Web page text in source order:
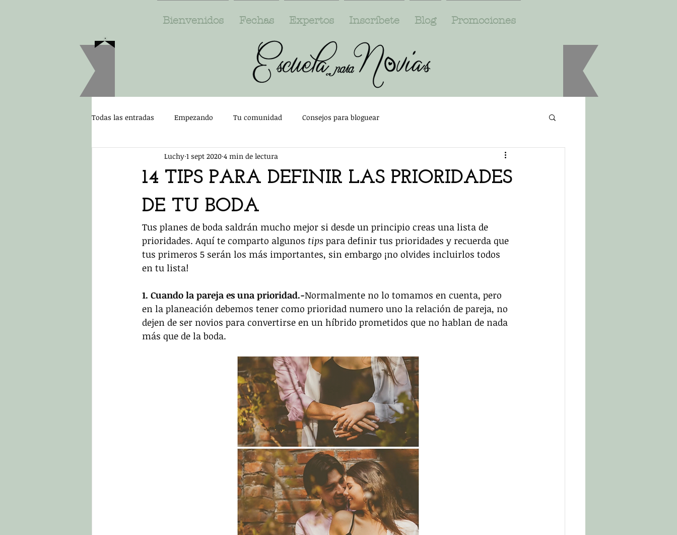
Bienvenidos Fechas Expertos Inscríbete Blog Promociones
Todas las entradas Empezando Tu comunidad Consejos para bloguear
14 TIPS PARA DEFINIR LAS PRIORIDADES
DE TU BODA
Luchy 1 sept 2020 4 min de lectura
Tus planes de boda saldrán mucho mejor si desde un principio creas una lista de
prioridades. Aquí te comparto algunos tips para definir tus prioridades y recuerda que
tus primeros 5 serán los más importantes, sin embargo ¡no olvides incluirlos todos
en tu lista!
1. Cuando la pareja es una prioridad.-Normalmente no lo tomamos en cuenta, pero
en la planeación debemos tener como prioridad numero uno la relación de pareja, no
dejen de ser novios para convertirse en un híbrido prometidos que no hablan de nada
más que de la boda.